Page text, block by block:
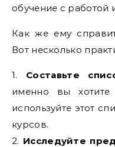
обучение с работой
Как же ему
Вот несколько
1. Составьте
именно вы хотите
используйте этот
курсов.
2. Исследуйте